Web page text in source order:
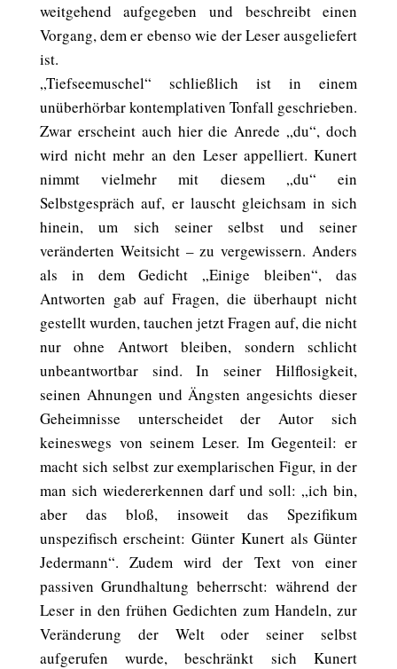
weitgehend aufgegeben und beschreibt einen
Vorgang, dem er ebenso wie der Leser ausgeliefert
ist.
„Tiefseemuschel“ schließlich ist in einem
unüberhörbar kontemplativen Tonfall geschrieben.
Zwar erscheint auch hier die Anrede „du“, doch
wird nicht mehr an den Leser appelliert. Kunert
nimmt vielmehr mit diesem „du“ ein
Selbstgespräch auf, er lauscht gleichsam in sich
hinein, um sich seiner selbst und seiner
veränderten Weitsicht – zu vergewissern. Anders
als in dem Gedicht „Einige bleiben“, das
Antworten gab auf Fragen, die überhaupt nicht
gestellt wurden, tauchen jetzt Fragen auf, die nicht
nur ohne Antwort bleiben, sondern schlicht
unbeantwortbar sind. In seiner Hilflosigkeit,
seinen Ahnungen und Ängsten angesichts dieser
Geheimnisse unterscheidet der Autor sich
keineswegs von seinem Leser. Im Gegenteil: er
macht sich selbst zur exemplarischen Figur, in der
man sich wiedererkennen darf und soll: „ich bin,
aber das bloß, insoweit das Spezifikum
unspezifisch erscheint: Günter Kunert als Günter
Jedermann“. Zudem wird der Text von einer
passiven Grundhaltung beherrscht: während der
Leser in den frühen Gedichten zum Handeln, zur
Veränderung der Welt oder seiner selbst
aufgerufen wurde, beschränkt sich Kunert